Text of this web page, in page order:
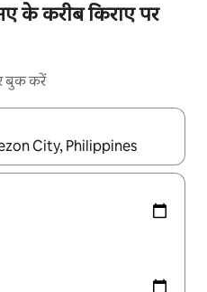
के करीब किराए पर
बुक करें
'ऐरो की' का इस्तेमाल करके नेविगेट